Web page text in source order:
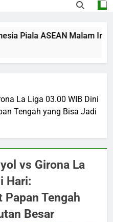
Piala ASEAN Malam Ini
La Liga 03.00 WIB Dini
Tengah yang Bisa Jadi
vs Girona La
Hari:
Tengah
Besar